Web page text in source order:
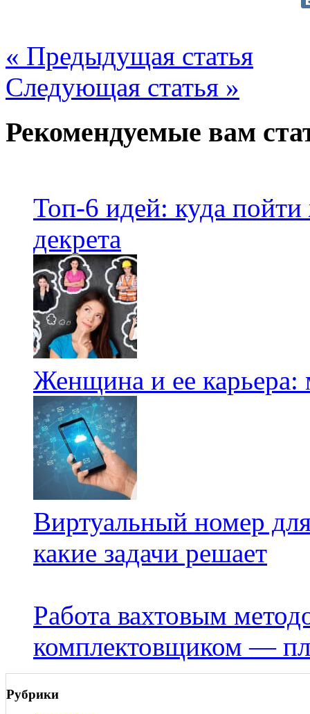
« Предыдущая статья
Следующая статья »
Рекомендуемые вам
Топ-6 идей: куда
декрета
Женщина и ее
Виртуальный номер
какие задачи решает
Работа вахтовым
комплектовщиком —
Рубрики